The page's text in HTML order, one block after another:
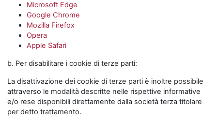
Microsoft Edge
Google Chrome
Mozilla Firefox
Opera
Apple Safari
b. Per disabilitare i cookie di terze parti:
La disattivazione dei cookie di terze parti è inoltre possibile
attraverso le modalità descritte nelle rispettive informative
e/o rese disponibili direttamente dalla società terza titolare
per detto trattamento.